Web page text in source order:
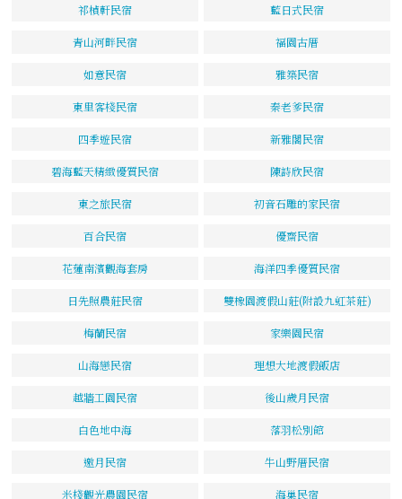
祁楨軒民宿 藍日式民宿
青山河畔民宿 福園古厝
如意民宿 雅築民宿
東里客棧民宿 秦老爹民宿
四季遊民宿 新雅閣民宿
碧海藍天精緻優質民宿 陳詩欣民宿
東之旅民宿 初音石雕的家民宿
百合民宿 優齋民宿
花蓮南濱觀海套房 海洋四季優質民宿
日先照農莊民宿 雙橡園渡假山莊(附設九虹茶莊)
梅蘭民宿 家樂園民宿
山海戀民宿 理想大地渡假飯店
越牆工園民宿 後山歲月民宿
白色地中海 落羽松別館
邀月民宿 牛山野厝民宿
米棧觀光農園民宿 海巢民宿